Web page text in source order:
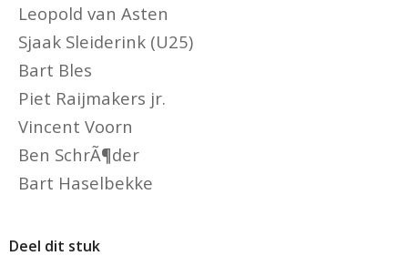
Leopold van Asten
Sjaak Sleiderink (U25)
Bart Bles
Piet Raijmakers jr.
Vincent Voorn
Ben SchrÃ¶der
Bart Haselbekke
Deel dit stuk